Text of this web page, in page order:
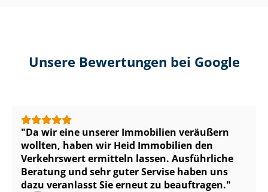
Unsere Bewertungen bei Google
Da wir eine unserer Immobilien veräußern
wollten, haben wir Heid Immobilien den
Verkehrswert ermitteln lassen. Ausführliche
Beratung und sehr guter Servise haben uns
dazu veranlasst Sie erneut zu beauftragen.